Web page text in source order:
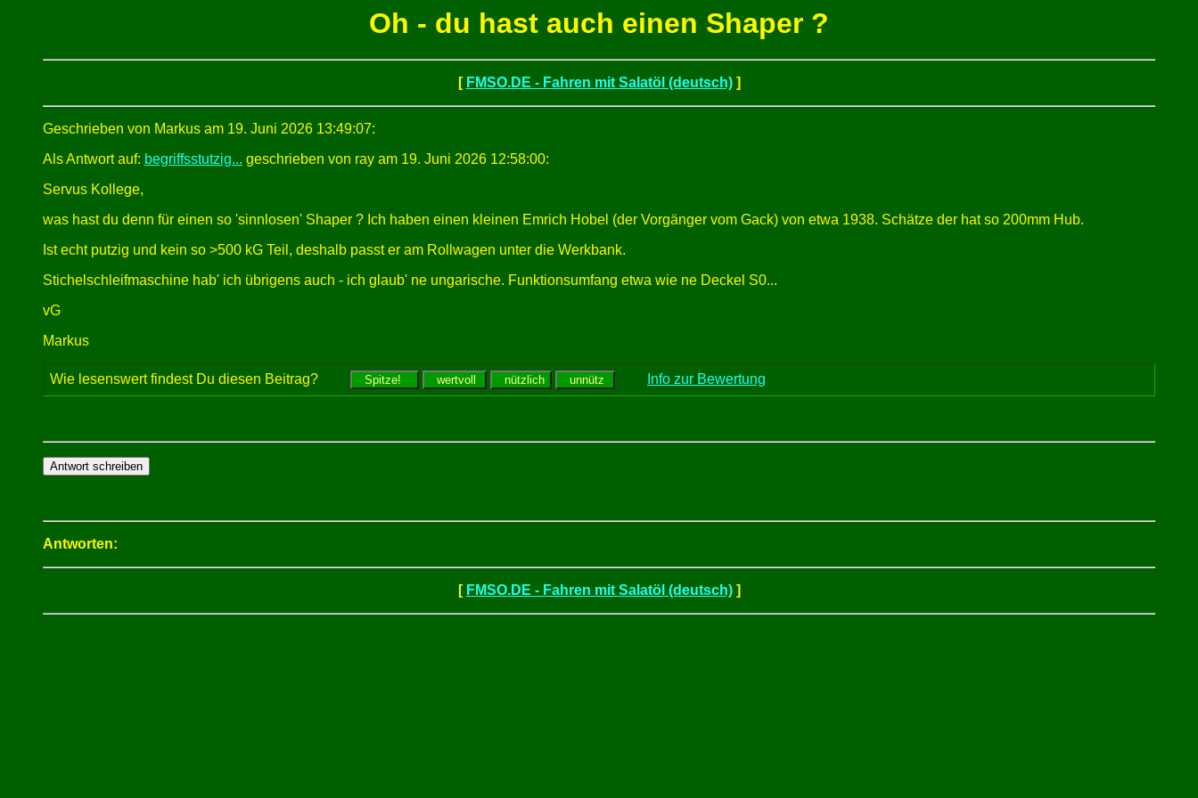
Oh - du hast auch einen Shaper ?
[ FMSO.DE - Fahren mit Salatöl (deutsch)]
Geschrieben von Markus am 19. Juni 2026 13:49:07:
Als Antwort auf: begriffsstutzig... geschrieben von ray am 19. Juni 2026 12:58:00:
Servus Kollege,
was hast du denn für einen so 'sinnlosen' Shaper ? Ich haben einen kleinen Emrich Hobel (der Vorgänger vom Gack) von etwa 1938. Schätze der hat so 200mm Hub.
Ist echt putzig und kein so >500 kG Teil, deshalb passt er am Rollwagen unter die Werkbank.
Stichelschleifmaschine hab' ich übrigens auch - ich glaub' ne ungarische. Funktionsumfang etwa wie ne Deckel S0...
vG
Markus
Wie lesenswert findest Du diesen Beitrag? Info zur Bewertung
Antworten:
[ FMSO.DE - Fahren mit Salatöl (deutsch)]